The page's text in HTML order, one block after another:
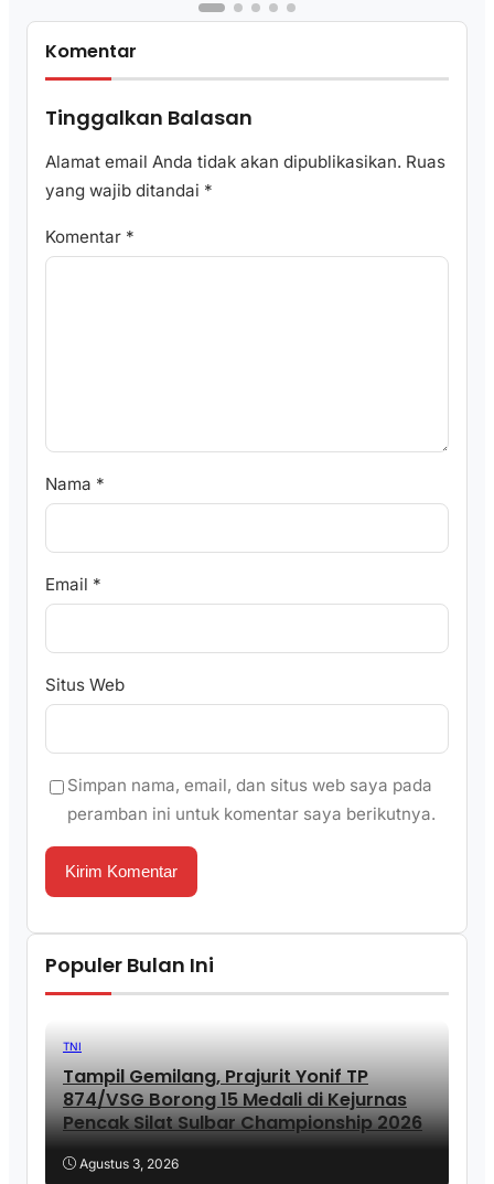
Komentar
Tinggalkan Balasan
Alamat email Anda tidak akan dipublikasikan. Ruas
yang wajib ditandai *
Komentar *
Nama *
Email *
Situs Web
Simpan nama, email, dan situs web saya pada
peramban ini untuk komentar saya berikutnya.
Populer Bulan Ini
TNI
Tampil Gemilang, Prajurit Yonif TP
874/VSG Borong 15 Medali di Kejurnas
Pencak Silat Sulbar Championship 2026
Agustus 3, 2026